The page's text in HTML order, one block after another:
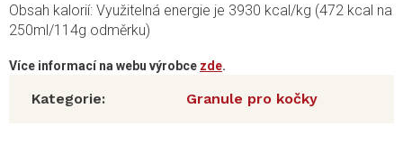
Obsah kalorií: Využitelná energie je 3930 kcal/kg (472 kcal na
250ml/114g odměrku)
Více informací na webu výrobce zde.
Kategorie: Granule pro kočky